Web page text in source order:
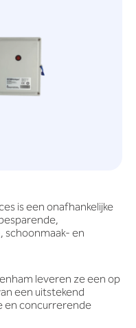
is een onafhankelijke
schoonmaak- en
leveren ze een op
een uitstekend
en concurrerende